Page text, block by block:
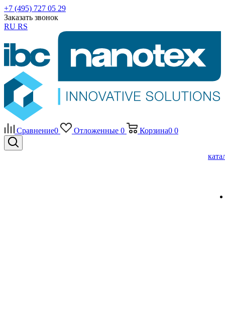
+7 (495) 727 05 29
Заказать звонок
RU RS
Сравнение0 Отложенные 0 Корзина0 0